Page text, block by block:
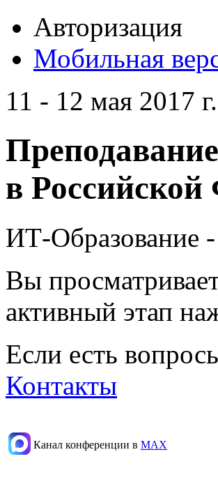
Авторизация
Мобильная
11 - 12 мая 2017 г.
в
ИТ-Образование
Вы
активный этап
Если есть
Контакты
Канал конференции в МАХ